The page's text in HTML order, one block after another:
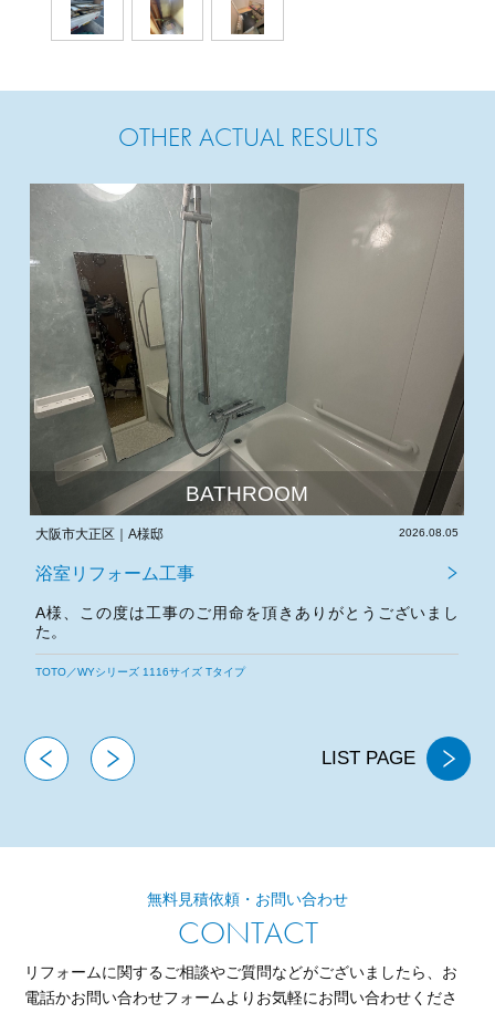
OTHER ACTUAL RESULTS
BATHROOM
大阪市大正区｜A様邸 2026.08.05
浴室リフォーム工事
A様、この度は工事のご用命を頂きありがとうございまし
た。
今後とも宜しくお願いいたします。
TOTO／WYシリーズ 1116サイズ Tタイプ
LIST PAGE
無料見積依頼・お問い合わせ
CONTACT
リフォームに関するご相談やご質問などがございましたら、 お
電話かお問い合わせフォームよりお気軽にお問い合わせくださ